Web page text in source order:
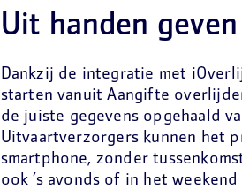
Uit handen geven
Dankzij de integratie met
starten vanuit Aangifte
de juiste gegevens opgehaald
Uitvaartverzorgers kunnen het
smartphone, zonder
ook ’s avonds of in het